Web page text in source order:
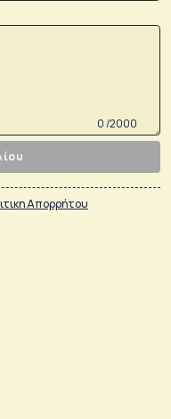
0 /2000
Απορρήτου